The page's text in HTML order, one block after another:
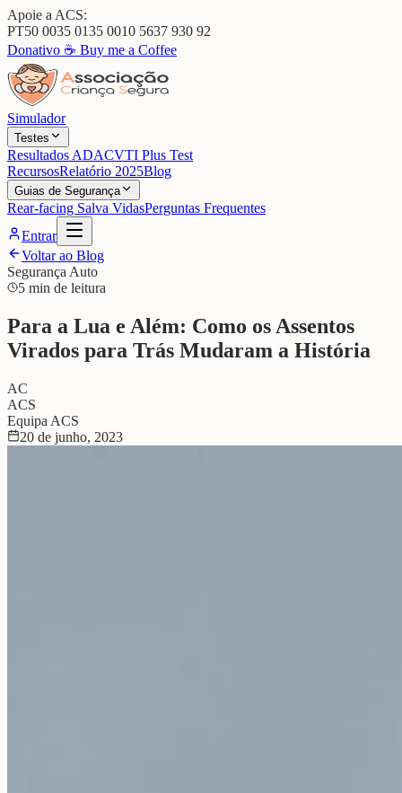
Apoie a ACS:
PT50 0035 0135 0010 5637 930 92
Donativo ☕ Buy me a Coffee
Simulador
Testes
Resultados ADACVTI Plus Test
RecursosRelatório 2025Blog
Guias de Segurança
Rear-facing Salva VidasPerguntas Frequentes
Entrar
Voltar ao Blog
Segurança Auto
5 min de leitura
Para a Lua e Além: Como os Assentos
Virados para Trás Mudaram a História
AC
ACS
Equipa ACS
20 de junho, 2023